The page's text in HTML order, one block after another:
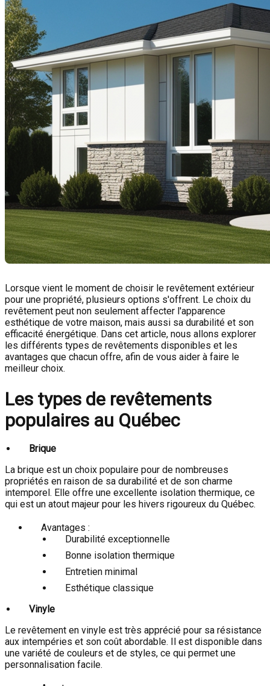
Lorsque vient le moment de choisir le revêtement extérieur
pour une propriété, plusieurs options s'offrent. Le choix du
revêtement peut non seulement affecter l'apparence
esthétique de votre maison, mais aussi sa durabilité et son
efficacité énergétique. Dans cet article, nous allons explorer
les différents types de revêtements disponibles et les
avantages que chacun offre, afin de vous aider à faire le
meilleur choix.
Les types de revêtements
populaires au Québec
Brique
La brique est un choix populaire pour de nombreuses
propriétés en raison de sa durabilité et de son charme
intemporel. Elle offre une excellente isolation thermique, ce
qui est un atout majeur pour les hivers rigoureux du Québec.
Avantages :
Durabilité exceptionnelle
Bonne isolation thermique
Entretien minimal
Esthétique classique
Vinyle
Le revêtement en vinyle est très apprécié pour sa résistance
aux intempéries et son coût abordable. Il est disponible dans
une variété de couleurs et de styles, ce qui permet une
personnalisation facile.